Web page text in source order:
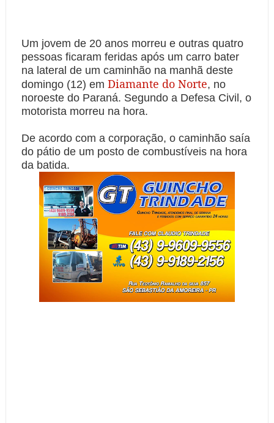
Um jovem de 20 anos morreu e outras quatro
pessoas ficaram feridas após um carro bater
na lateral de um caminhão na manhã deste
domingo (12) em Diamante do Norte, no
noroeste do Paraná. Segundo a Defesa Civil, o
motorista morreu na hora.
De acordo com a corporação, o caminhão saía
do pátio de um posto de combustíveis na hora
da batida.